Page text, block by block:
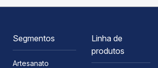
Segmentos
Artesanato
Linha de
produtos